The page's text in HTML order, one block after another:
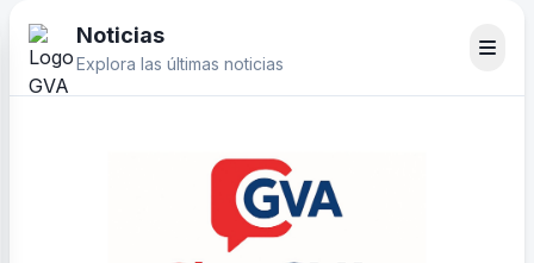
Noticias
Explora las últimas noticias